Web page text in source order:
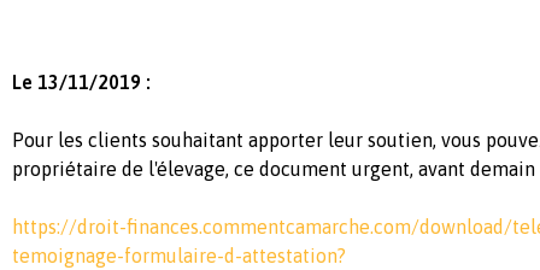
Le 13/11/2019 :
Pour les clients souhaitant apporter leur soutien, vous
propriétaire de l'élevage, ce document urgent, avant demain
https://droit-finances.commentcamarche.com/download/
temoignage-formulaire-d-attestation?